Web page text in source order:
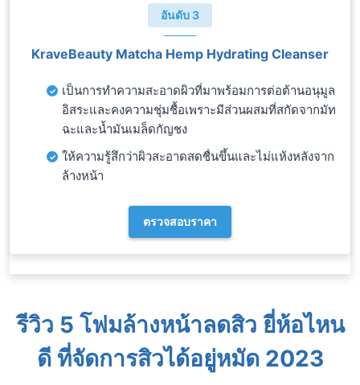
อันดับ 3
KraveBeauty Matcha Hemp Hydrating Cleanser
เป็นการทำความสะอาดผิวที่มาพร้อมการต่อต้านอนุมูล
อิสระและคงความชุ่มชื้อเพราะมีส่วนผสมที่สกัดจากมัท
ฉะและน้ำมันเมล็ดกัญชง
ให้ความรู้สึกว่าผิวสะอาดสดชื่นขึ้นและไม่แห้งหลังจาก
ล้างหน้า
ตรวจสอบราคา
รีวิว 5 โฟมล้างหน้าลดสิว ยี่ห้อไหน
ดี ที่จัดการสิวได้อยู่หมัด 2023